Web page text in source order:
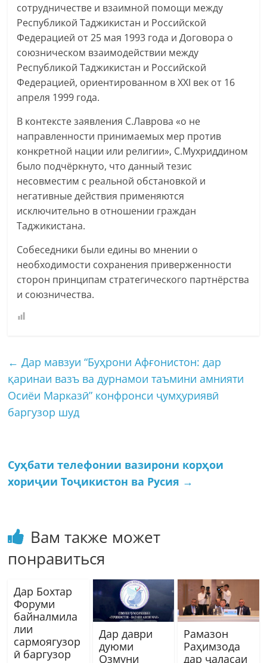
сотрудничестве и взаимной помощи между
Республикой Таджикистан и Российской
Федерацией от 25 мая 1993 года и Договора о
союзническом взаимодействии между
Республикой Таджикистан и Российской
Федерацией, ориентированном в XXI век от 16
апреля 1999 года.
В контексте заявления С.Лаврова «о не
направленности принимаемых мер против
конкретной нации или религии», С.Мухриддином
было подчёркнуто, что данный тезис
несовместим с реальной обстановкой и
негативные действия применяются
исключительно в отношении граждан
Таджикистана.
Собеседники были едины во мнении о
необходимости сохранения приверженности
сторон принципам стратегического партнёрства
и союзничества.
← Дар мавзуи “Буҳрони Афғонистон: дар
қаринаи вазъ ва дурнамои таъмини амнияти
Осиёи Марказӣ” конфронси ҷумҳуриявӣ
баргузор шуд
Суҳбати телефонии вазирони корҳои
хориҷии Тоҷикистон ва Русия →
Вам также может
понравиться
Дар Бохтар
Форуми
байналмила
лии
сармоягузор
ӣ баргузор
Дар даври
дуюми
Озмуни
Рамазон
Раҳимзода
дар ҷаласаи